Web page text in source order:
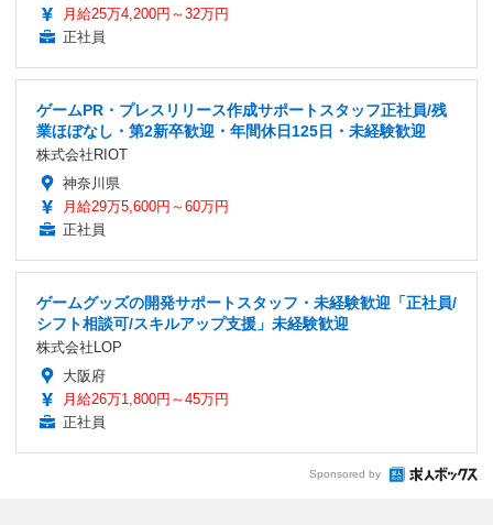
月給25万4,200円～32万円
正社員
ゲームPR・プレスリリース作成サポートスタッフ正社員/残
業ほぼなし・第2新卒歓迎・年間休日125日・未経験歓迎
株式会社RIOT
神奈川県
月給29万5,600円～60万円
正社員
ゲームグッズの開発サポートスタッフ・未経験歓迎「正社員/
シフト相談可/スキルアップ支援」未経験歓迎
株式会社LOP
大阪府
月給26万1,800円～45万円
正社員
Sponsored by